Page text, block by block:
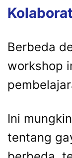
Berbeda
workshop
Ini
tentang